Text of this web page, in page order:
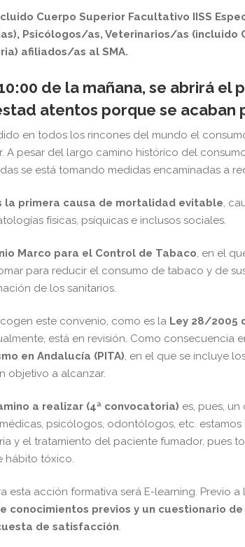
Cuerpo Superior Facultativo IISS
Psicólogos/as, Veterinarios/as (incluido
afiliados/as al SMA.
de la mañana, se abrirá el
atentos porque se acaban
en todos los rincones del mundo el
A pesar del largo camino histórico del
se está tomando medidas encaminadas a
la primera causa de mortalidad evitable,
físicas, psíquicas e inclusos sociales.
Marco para el Control de Tabaco, en el
para reducir el consumo de tabaco y de
de los sanitarios.
este convenio, como es la Ley 28/2005
está en revisión. Como consecuencia
en Andalucía (PITA), en el que se incluye
objetivo a alcanzar.
a realizar (4ª convocatoria) es, pues,
psicólogos, odontólogos, etc. estamos
y el tratamiento del paciente fumador, pues
hábito tóxico.
esta acción formativa será E-learning. Previo
conocimientos previos y un cuestionario
de satisfacción.